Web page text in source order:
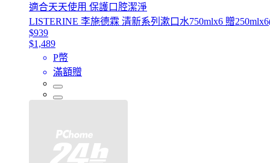
適合天天使用 保護口腔潔淨
LISTERINE 李施德霖 清新系列漱口水750mlx6 贈
$939
$1,489
P幣
滿額贈